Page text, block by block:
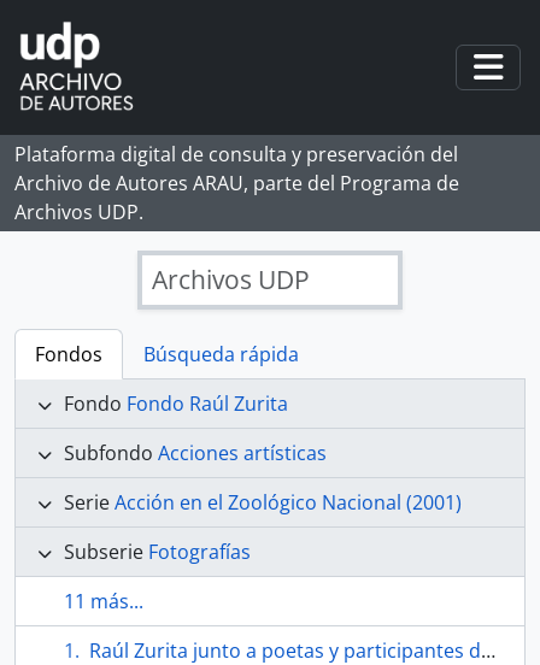
Skip to main content
Plataforma digital de consulta y preservación del
Archivo de Autores ARAU, parte del Programa de
Archivos UDP.
Archivos UDP
Fondos
Búsqueda rápida
Fondo Fondo Raúl Zurita
Subfondo Acciones artísticas
SerieAcción en el Zoológico Nacional (2001)
Subserie Fotografías
11 más...
Raúl Zurita junto a poetas y participantes de la Acción en el Zoológico Nacional